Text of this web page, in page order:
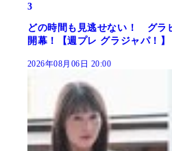
3
どの時間も見逃せない！ グラ
開幕！【週プレ グラジャパ！】
2026年08月06日 20:00